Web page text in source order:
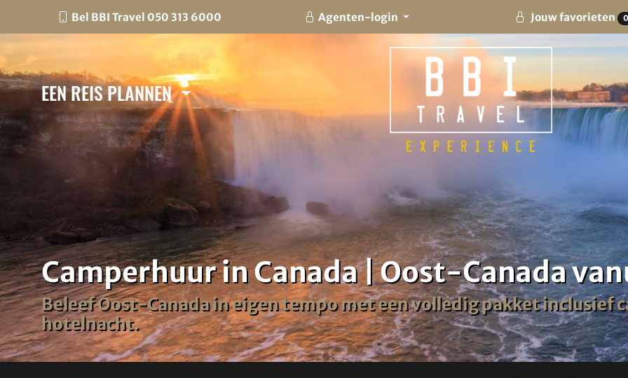
Bel BBI Travel 050 313 6000 Agenten-login Jouw favorieten 0
EEN REIS PLANNEN
Camperhuur in Canada | Oost-Canada
Beleef Oost-Canada in eigen tempo met een volledig pakket inclusief
hotelnacht.